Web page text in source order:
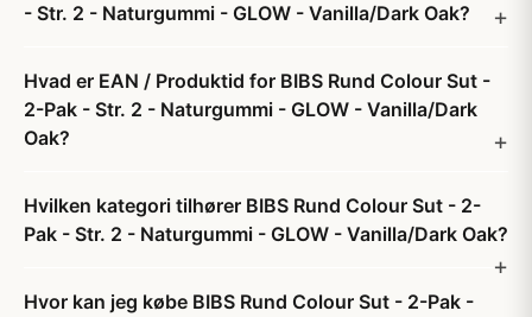
- Str. 2 - Naturgummi - GLOW - Vanilla/Dark Oak?
Hvad er EAN / Produktid for BIBS Rund Colour Sut -
2-Pak - Str. 2 - Naturgummi - GLOW - Vanilla/Dark
Oak?
Hvilken kategori tilhører BIBS Rund Colour Sut - 2-
Pak - Str. 2 - Naturgummi - GLOW - Vanilla/Dark Oak?
Hvor kan jeg købe BIBS Rund Colour Sut - 2-Pak -